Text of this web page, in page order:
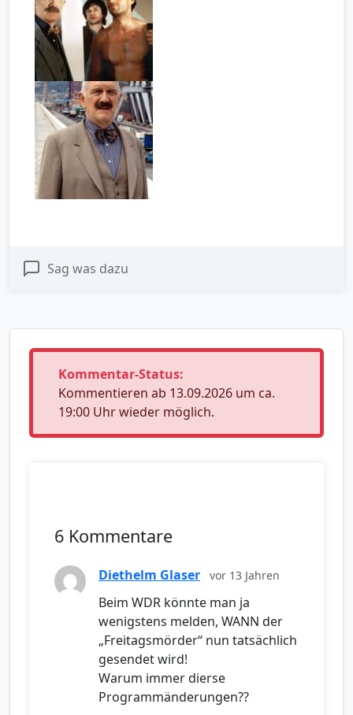
Sag was dazu
Kommentar-Status:
Kommentieren ab 13.09.2026 um ca.
19:00 Uhr wieder möglich.
6 Kommentare
Diethelm Glaser vor 13 Jahren
Beim WDR könnte man ja
wenigstens melden, WANN der
„Freitagsmörder“ nun tatsächlich
gesendet wird!
Warum immer dierse
Programmänderungen??